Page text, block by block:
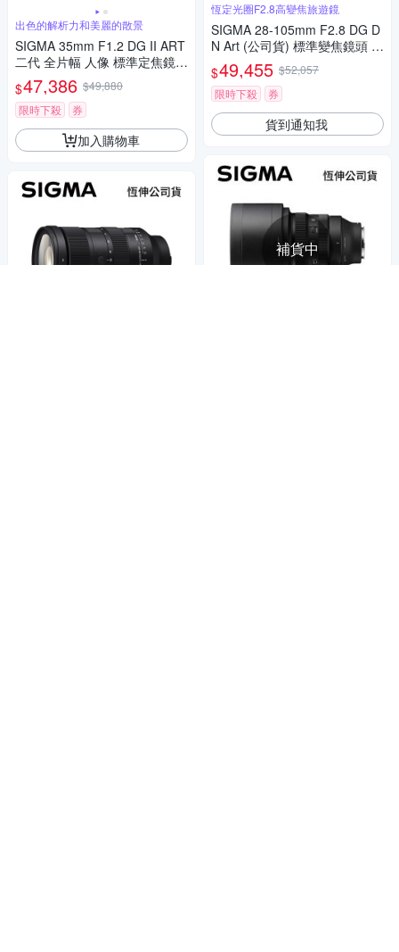
出色的解析力和美麗的散景
SIGMA 35mm F1.2 DG II ART
二代 全片幅 人像 標準定焦鏡頭
For SONY E-mount (公司貨)
$47,386 $49,880
限時下殺
券
加入購物車
恆定光圈F2.8高變焦旅遊鏡
SIGMA 28-105mm F2.8 DG D
N Art (公司貨) 標準變焦鏡頭 全
片幅無反微單眼鏡頭 旅遊鏡
$49,455 $52,057
限時下殺
券
貨到通知我
補貨中